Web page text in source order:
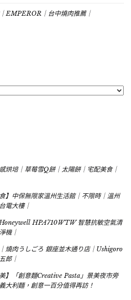
EMPEROR｜台中燒肉推薦｜
烘培｜草莓雪Q餅｜太陽餅｜宅配美食｜
食】中保無限家溫州生活館｜不限時｜溫州
電大樓｜
Honeywell HPA710WTW 智慧抗敏空氣清
機｜
燒肉うしごろ 銀座並木通り店｜Ushigoro
郎｜
美】「創意麵Creative Pasta」景美夜市旁
大利麵，創意一百分值得再訪！